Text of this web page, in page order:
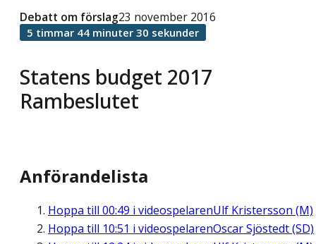
Statens budget 2017
Rambeslutet
Debatt om förslag23 november 2016
5 timmar 44 minuter 30 sekunder
Anförandelista
Hoppa till 00:49 i videospelarenUlf Kristersson (M)
Hoppa till 10:51 i videospelarenOscar Sjöstedt (SD)